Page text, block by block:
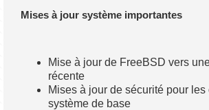
Mises à jour système importantes
Mise à jour de FreeBSD vers
récente
Mises à jour de sécurité pour les
système de base